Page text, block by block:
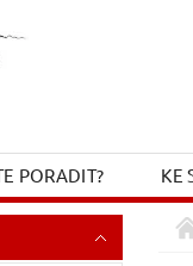
PORADIT? KE
KONTAKT